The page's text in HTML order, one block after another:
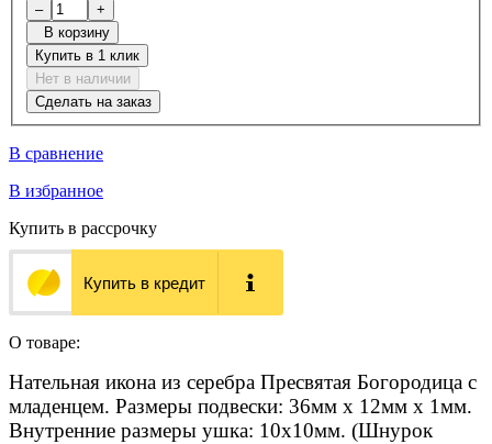
–
+
В корзину
Купить в 1 клик
Нет в наличии
Сделать на заказ
В сравнение
В избранное
Купить в рассрочку
Купить в кредит
О товаре:
Нательная икона из серебра Пресвятая Богородица с
младенцем. Размеры подвески: 36мм x 12мм x 1мм.
Внутренние размеры ушка: 10х10мм. (Шнурок